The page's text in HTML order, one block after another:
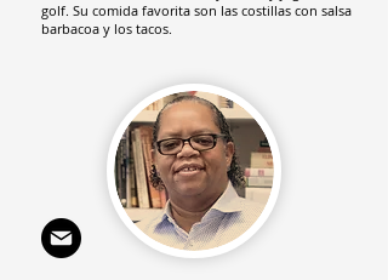
golf. Su comida favorita son las costillas con salsa
barbacoa y los tacos.